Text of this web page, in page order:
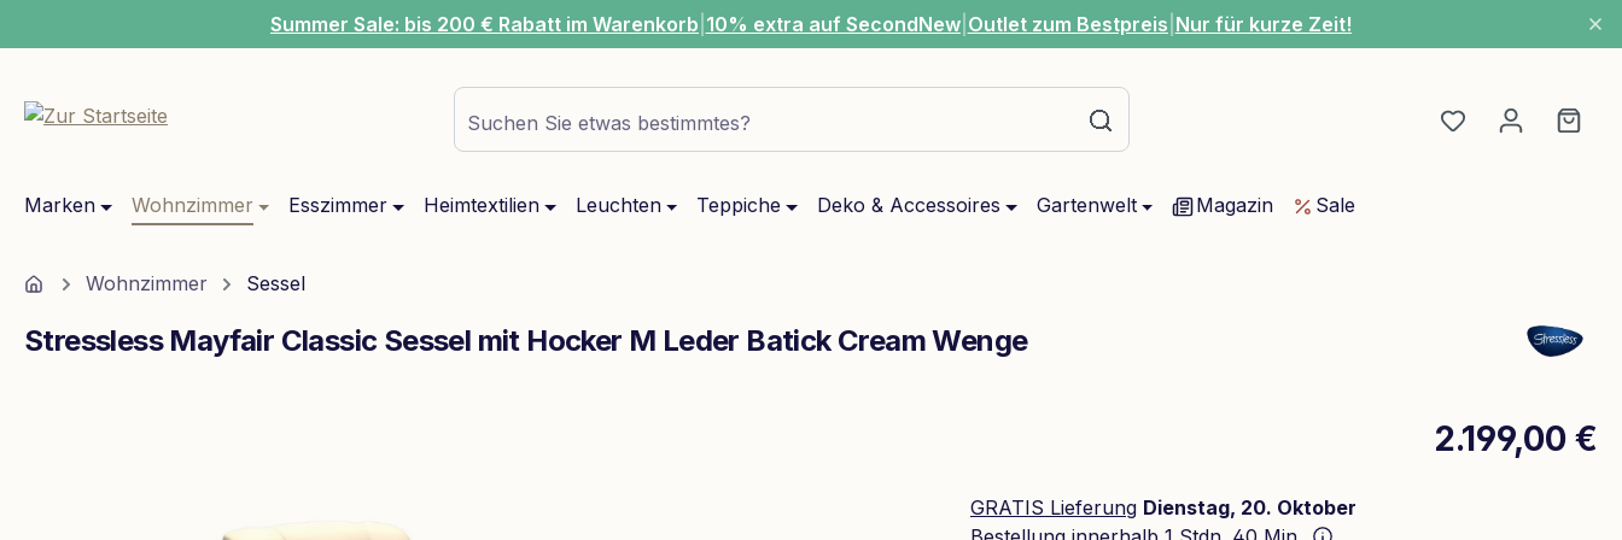
Zur Hauptnavigation springenSummer Sale: bis 200 € Rabatt im Warenkorb 10% extra auf SecondNew Outlet zum Bestpreis Nur für kurze Zeit!
Suchen Sie etwas bestimmtes? Du hast 0
Marken Wohnzimmer Esszimmer Heimtextilien Leuchten Teppiche Deko & Accessoires Gartenwelt Magazin Sale
HomeWohnzimmer Sessel
Stressless Mayfair Classic Sessel mit Hocker M Leder Batick Cream Wenge
2.199,00 €
GRATIS Lieferung Dienstag, 20. Oktober